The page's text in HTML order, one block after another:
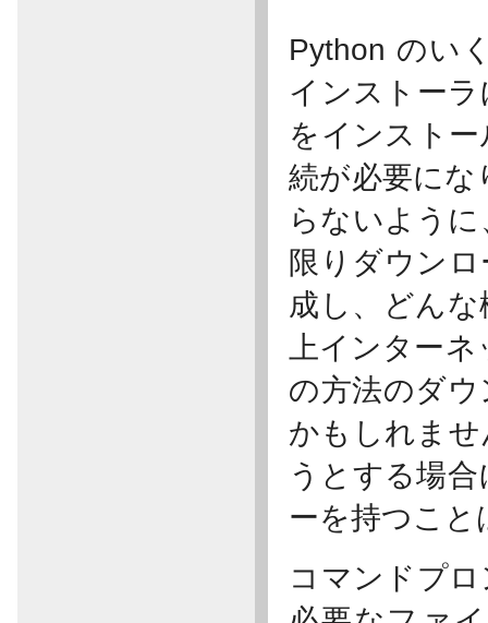
Python のい
インストー
をインスト
続が必要にな
らないよう
限りダウン
成し、どん
上インター
の方法のダ
かもしれま
うとする場
ーを持つこと
コマンドプ